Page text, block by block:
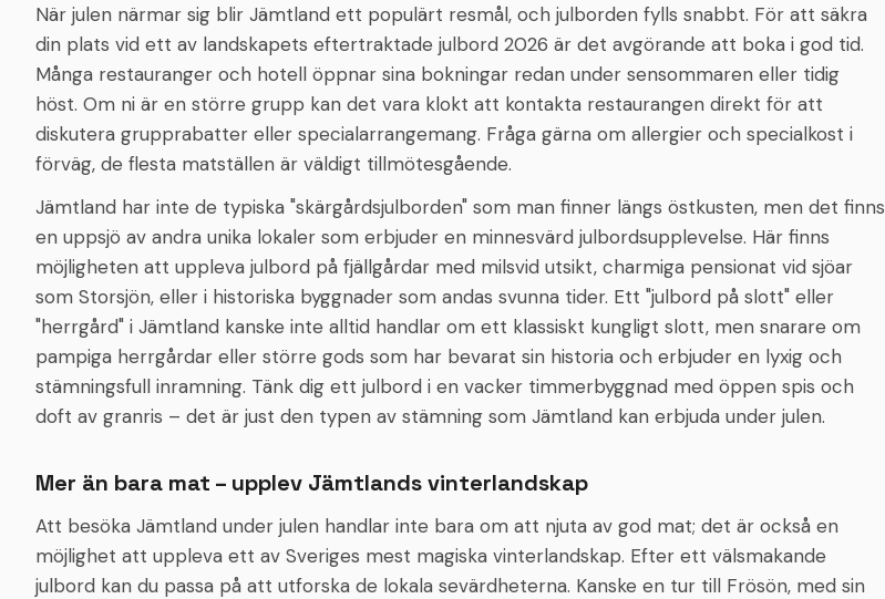
När julen närmar sig blir Jämtland ett populärt resmål, och julborden fylls snabbt. För att säkra
din plats vid ett av landskapets eftertraktade julbord 2026 är det avgörande att boka i god tid.
Många restauranger och hotell öppnar sina bokningar redan under sensommaren eller tidig
höst. Om ni är en större grupp kan det vara klokt att kontakta restaurangen direkt för att
diskutera grupprabatter eller specialarrangemang. Fråga gärna om allergier och specialkost i
förväg, de flesta matställen är väldigt tillmötesgående.
Jämtland har inte de typiska "skärgårdsjulborden" som man finner längs östkusten, men det finns
en uppsjö av andra unika lokaler som erbjuder en minnesvärd julbordsupplevelse. Här finns
möjligheten att uppleva julbord på fjällgårdar med milsvid utsikt, charmiga pensionat vid sjöar
som Storsjön, eller i historiska byggnader som andas svunna tider. Ett "julbord på slott" eller
"herrgård" i Jämtland kanske inte alltid handlar om ett klassiskt kungligt slott, men snarare om
pampiga herrgårdar eller större gods som har bevarat sin historia och erbjuder en lyxig och
stämningsfull inramning. Tänk dig ett julbord i en vacker timmerbyggnad med öppen spis och
doft av granris – det är just den typen av stämning som Jämtland kan erbjuda under julen.
Mer än bara mat – upplev Jämtlands vinterlandskap
Att besöka Jämtland under julen handlar inte bara om att njuta av god mat; det är också en
möjlighet att uppleva ett av Sveriges mest magiska vinterlandskap. Efter ett välsmakande
julbord kan du passa på att utforska de lokala sevärdheterna. Kanske en tur till Frösön, med sin